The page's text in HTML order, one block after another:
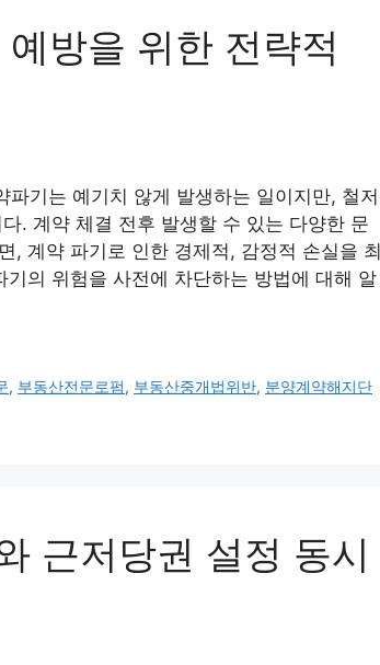
방을 위한 전략적
기는 예기치 않게 발생하는 일이지만, 철저
. 계약 체결 전후 발생할 수 있는 다양한 문
, 계약 파기로 인한 경제적, 감정적 손실을 최
의 위험을 사전에 차단하는 방법에 대해 알
, 부동산전문로펌, 부동산중개법위반, 분양계약해지단
근저당권 설정 동시